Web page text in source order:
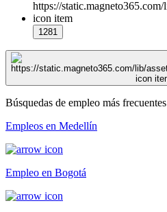
1281
Búsquedas de empleo más frecuentes
Empleos en Medellín
Empleo en Bogotá